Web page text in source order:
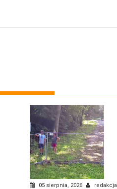
05 sierpnia, 2026 redakcja